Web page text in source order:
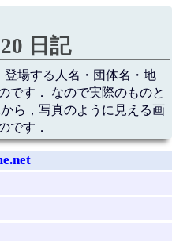
日記
場する人名・団体名・地
です． なので実際のものと
ら，写真のように見える画
です．